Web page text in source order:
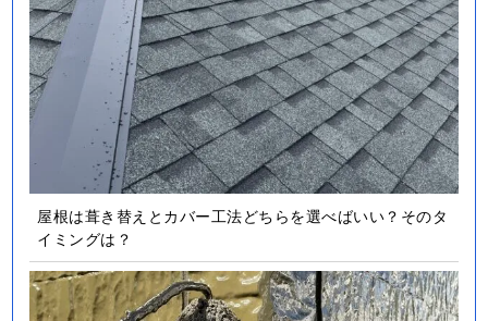
屋根は葺き替えとカバー工法どちらを選べばいい？そのタ
イミングは？